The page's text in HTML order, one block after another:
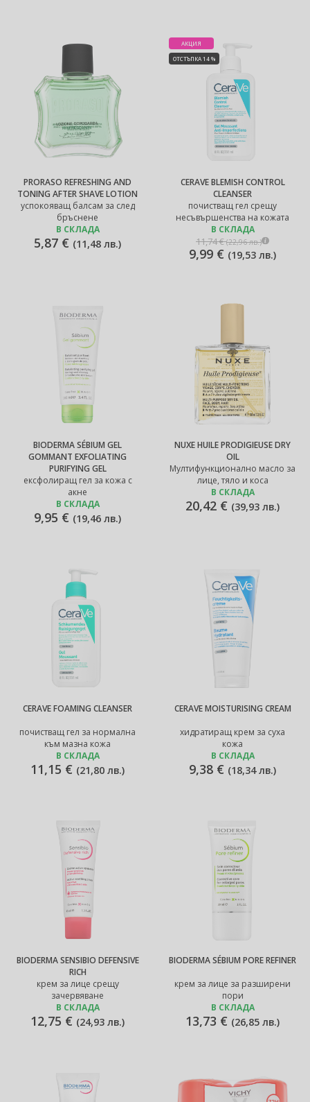
PRORASO REFRESHING AND
TONING AFTER SHAVE LOTION
успокояващ балсам за след
бръснене
В СКЛАДА
5,87 € (11,48 лв.)
CERAVE BLEMISH CONTROL
CLEANSER
почистващ гел срещу
несъвършенства на кожата
АКЦИЯ
ОТСТЪПКА 14 %
В СКЛАДА
11,74 €(22,96 лв.)
9,99 € (19,53 лв.)
BIODERMA SÉBIUM GEL
GOMMANT EXFOLIATING
PURIFYING GEL
ексфолиращ гел за кожа с
акне
В СКЛАДА
9,95 € (19,46 лв.)
NUXE HUILE PRODIGIEUSE DRY
OIL
Mултифункционално масло за
лице, тяло и коса
В СКЛАДА
20,42 € (39,93 лв.)
CERAVE FOAMING CLEANSER
почистващ гел за нормална
към мазна кожа
В СКЛАДА
11,15 € (21,80 лв.)
CERAVE MOISTURISING CREAM
хидратиращ крем за суха
кожа
В СКЛАДА
9,38 € (18,34 лв.)
BIODERMA SENSIBIO DEFENSIVE
RICH
крем за лице срещу
зачервяване
В СКЛАДА
12,75 € (24,93 лв.)
BIODERMA SÉBIUM PORE REFINER
крем за лице за разширени
пори
В СКЛАДА
13,73 € (26,85 лв.)